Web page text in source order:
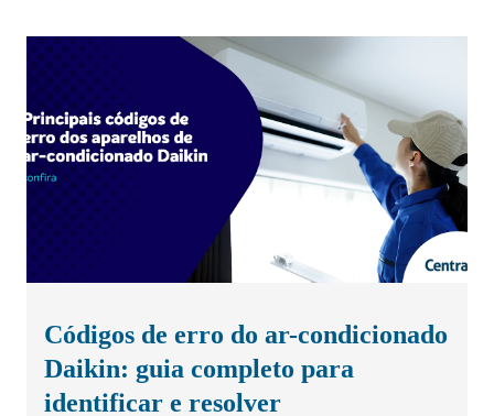
Códigos de erro do ar-condicionado
Daikin: guia completo para
identificar e resolver